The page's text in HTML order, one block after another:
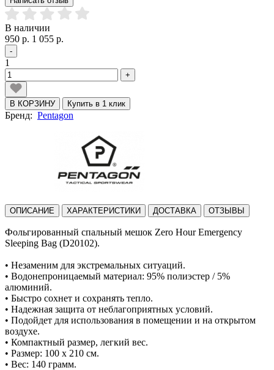
В наличии
950 р. 1 055 р.
-
1
+
В КОРЗИНУ Купить в 1 клик
Бренд: Pentagon
ОПИСАНИЕ ХАРАКТЕРИСТИКИ ДОСТАВКА ОТЗЫВЫ
Фольгированный спальный мешок Zero Hour Emergency
Sleeping Bag (D20102).
• Незаменим для экстремальных ситуаций.
• Водонепроницаемый материал: 95% полиэстер / 5%
алюминий.
• Быстро сохнет и сохранять тепло.
• Надежная защита от неблагоприятных условий.
• Подойдет для использования в помещении и на открытом
воздухе.
• Компактный размер, легкий вес.
• Размер: 100 х 210 см.
• Вес: 140 грамм.